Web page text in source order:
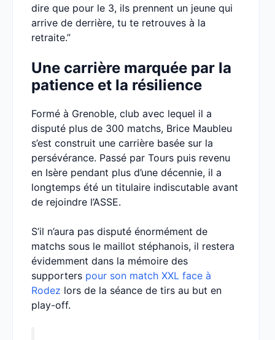
dire que pour le 3, ils prennent un jeune qui
arrive de derrière, tu te retrouves à la
retraite.”
Une carrière marquée par la
patience et la résilience
Formé à Grenoble, club avec lequel il a
disputé plus de 300 matchs, Brice Maubleu
s’est construit une carrière basée sur la
persévérance. Passé par Tours puis revenu
en Isère pendant plus d’une décennie, il a
longtemps été un titulaire indiscutable avant
de rejoindre l’ASSE.
S’il n’aura pas disputé énormément de
matchs sous le maillot stéphanois, il restera
évidemment dans la mémoire des
supporters pour son match XXL face à
Rodez lors de la séance de tirs au but en
play-off.